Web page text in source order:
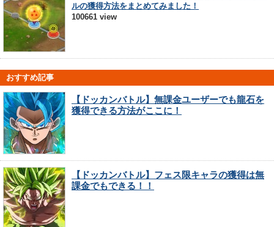
ルの獲得方法をまとめてみました！
100661 view
おすすめ記事
【ドッカンバトル】無課金ユーザーでも龍石を
獲得できる方法がここに！
【ドッカンバトル】フェス限キャラの獲得は無
課金でもできる！！